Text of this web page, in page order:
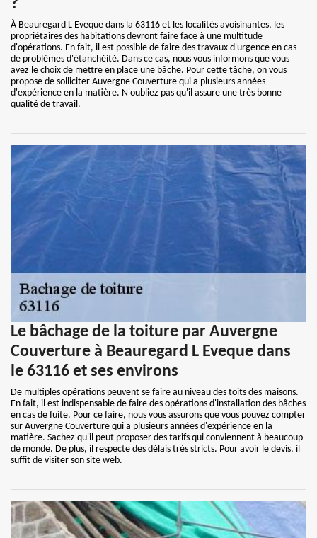
?
À Beauregard L Eveque dans la 63116 et les localités avoisinantes, les
propriétaires des habitations devront faire face à une multitude
d'opérations. En fait, il est possible de faire des travaux d'urgence en cas
de problèmes d'étanchéité. Dans ce cas, nous vous informons que vous
avez le choix de mettre en place une bâche. Pour cette tâche, on vous
propose de solliciter Auvergne Couverture qui a plusieurs années
d'expérience en la matière. N'oubliez pas qu'il assure une très bonne
qualité de travail.
Le bâchage de la toiture par Auvergne
Couverture à Beauregard L Eveque dans
le 63116 et ses environs
De multiples opérations peuvent se faire au niveau des toits des maisons.
En fait, il est indispensable de faire des opérations d'installation des bâches
en cas de fuite. Pour ce faire, nous vous assurons que vous pouvez compter
sur Auvergne Couverture qui a plusieurs années d'expérience en la
matière. Sachez qu'il peut proposer des tarifs qui conviennent à beaucoup
de monde. De plus, il respecte des délais très stricts. Pour avoir le devis, il
suffit de visiter son site web.